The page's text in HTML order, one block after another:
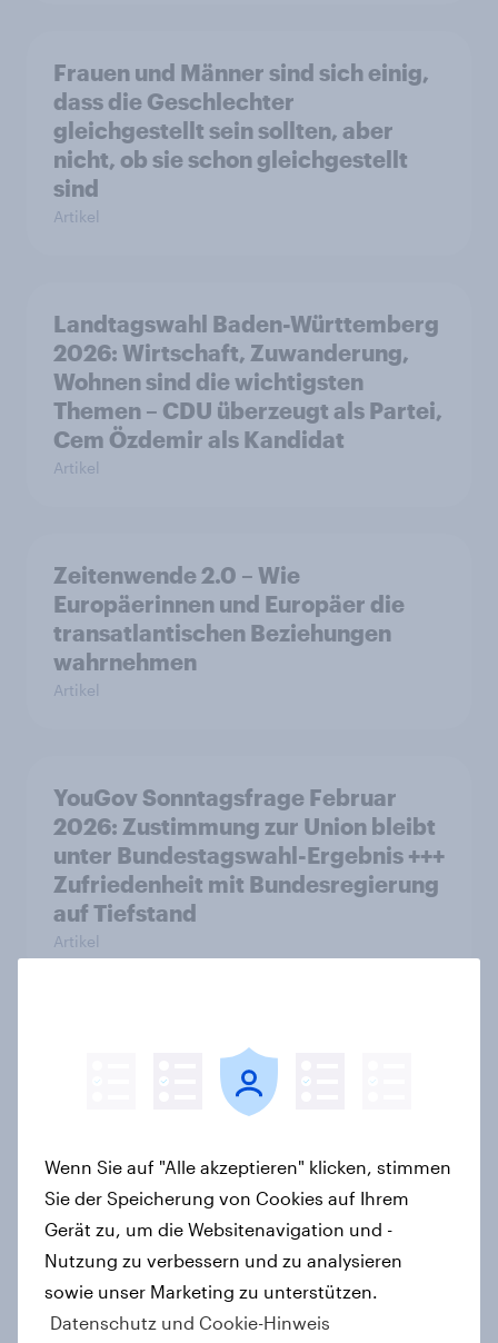
Frauen und Männer sind sich einig,
dass die Geschlechter
gleichgestellt sein sollten, aber
nicht, ob sie schon gleichgestellt
sind
Artikel
Landtagswahl Baden-Württemberg
2026: Wirtschaft, Zuwanderung,
Wohnen sind die wichtigsten
Themen – CDU überzeugt als Partei,
Cem Özdemir als Kandidat
Artikel
Zeitenwende 2.0 – Wie
Europäerinnen und Europäer die
transatlantischen Beziehungen
wahrnehmen
Artikel
YouGov Sonntagsfrage Februar
2026: Zustimmung zur Union bleibt
unter Bundestagswahl-Ergebnis +++
Zufriedenheit mit Bundesregierung
auf Tiefstand
Artikel
YouGov Sonntagsfrage: Union und
AfD weiter gleichauf, SPD auf
höchstem Stand seit
Artikel
Jahreswechsel: Deutsche glauben,
2025 war ein schlechtes Jahr für
Deutschland +++ Nah-Ost-Konflikt
Wenn Sie auf "Alle akzeptieren" klicken, stimmen
Sie der Speicherung von Cookies auf Ihrem
Gerät zu, um die Websitenavigation und -
Nutzung zu verbessern und zu analysieren
sowie unser Marketing zu unterstützen.
Datenschutz und Cookie-Hinweis